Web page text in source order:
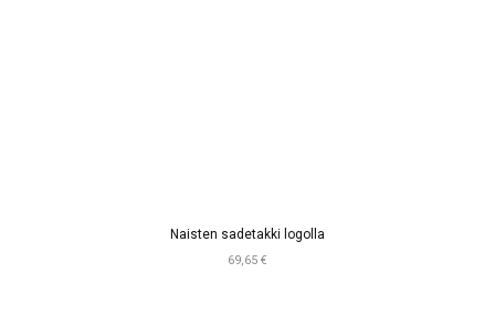
Naisten sadetakki logolla
69,65 €